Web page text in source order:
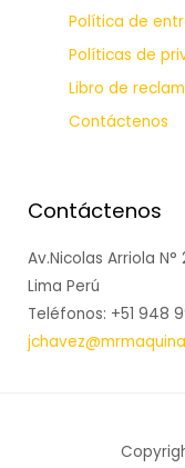
Política de
Políticas de
Libro de
Contáctenos
Contáctenos
Av.Nicolas Arriola
Lima Perú
Teléfonos: +51 948